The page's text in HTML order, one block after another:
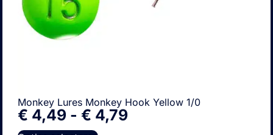
Monkey Lures Monkey Hook Yellow 1/0
€ 4,49 - € 4,79